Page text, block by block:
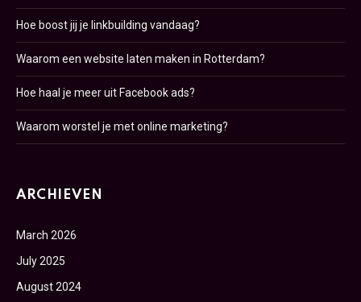
Hoe boost jij je linkbuilding vandaag?
Waarom een website laten maken in Rotterdam?
Hoe haal je meer uit Facebook ads?
Waarom worstel je met online marketing?
ARCHIEVEN
March 2026
July 2025
August 2024